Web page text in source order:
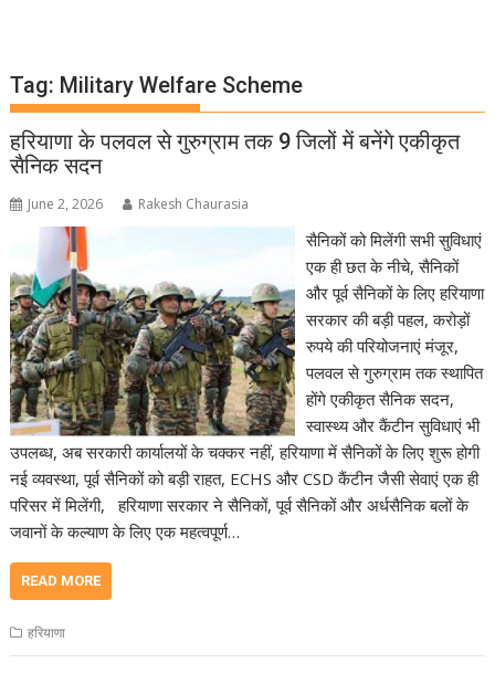
Tag: Military Welfare Scheme
हरियाणा के पलवल से गुरुग्राम तक 9 जिलों में बनेंगे एकीकृत
सैनिक सदन
June 2, 2026 Rakesh Chaurasia
सैनिकों को मिलेंगी सभी सुविधाएं
एक ही छत के नीचे, सैनिकों
और पूर्व सैनिकों के लिए हरियाणा
सरकार की बड़ी पहल, करोड़ों
रुपये की परियोजनाएं मंजूर,
पलवल से गुरुग्राम तक स्थापित
होंगे एकीकृत सैनिक सदन,
स्वास्थ्य और कैंटीन सुविधाएं भी
उपलब्ध, अब सरकारी कार्यालयों के चक्कर नहीं, हरियाणा में सैनिकों के लिए शुरू होगी
नई व्यवस्था, पूर्व सैनिकों को बड़ी राहत, ECHS और CSD कैंटीन जैसी सेवाएं एक ही
परिसर में मिलेंगी, हरियाणा सरकार ने सैनिकों, पूर्व सैनिकों और अर्धसैनिक बलों के
जवानों के कल्याण के लिए एक महत्वपूर्ण…
READ MORE
हरियाणा